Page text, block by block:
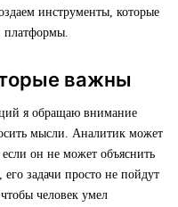
инструменты, которые
платформы.
важны
я обращаю внимание
мысли. Аналитик может
он не может объяснить
задачи просто не пойдут
человек умел